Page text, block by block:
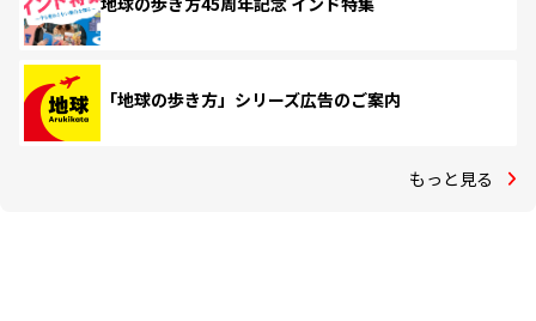
「地球の歩き方」シリーズ広告のご案内
もっと見る